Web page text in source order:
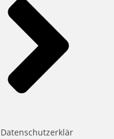
Datenschutzerklär